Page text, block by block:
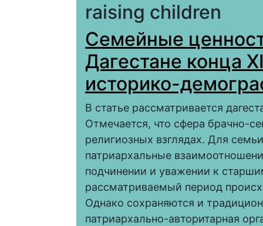
raising children
Семейные
Дагестане конца
историко-
В статье рассматривается
Отмечается, что сфера брачно-
религиозных взглядах. Для
патриархальные
подчинении и уважении к
рассматриваемый период
Однако сохраняются и
патриархально-авторитарная